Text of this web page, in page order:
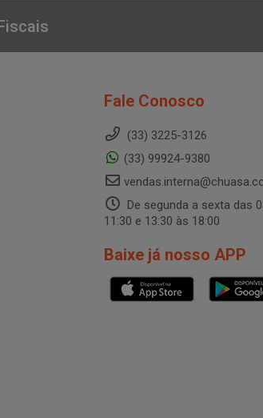
Fale Conosco
(33) 3225-3126
(33) 99924-9380
De segunda a sexta das
11:30 e 13:30 às 18:00
Baixe já nosso APP